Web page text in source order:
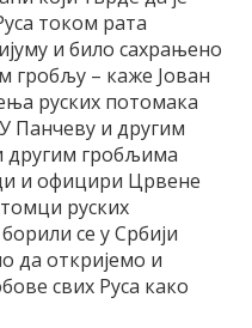
током рата
и било сахрањено
– каже Јован
руских потомака
Панчеву и другим
другим гробљима
и официри Црвене
руских
се у Србији
да откријемо и
свих Руса како